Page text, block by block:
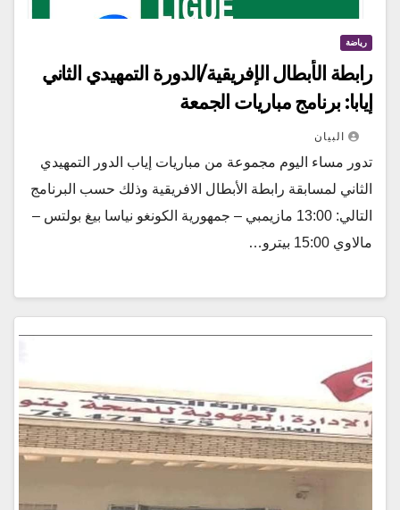
رياضة
رابطة الأبطال الإفريقية/الدورة التمهيدي الثاني
إيابا: برنامج مباريات الجمعة
البيان
تدور مساء اليوم مجموعة من مباريات إياب الدور التمهيدي
الثاني لمسابقة رابطة الأبطال الافريقية وذلك حسب البرنامج
التالي: 13:00 مازيمبي – جمهورية الكونغو نياسا بيغ بولتس –
مالاوي 15:00 بيترو…